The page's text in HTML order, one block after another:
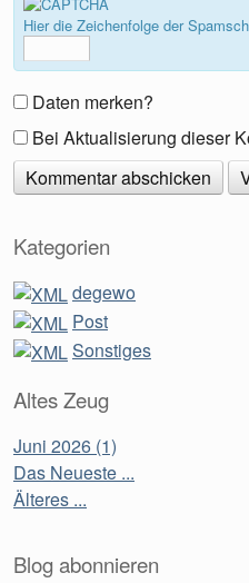
Hier die Zeichenfolge der
Daten merken?
Bei Aktualisierung dieser
Kategorien
degewo
Post
Sonstiges
Altes Zeug
Juni 2026 (1)
Das Neueste ...
Älteres ...
Blog abonnieren